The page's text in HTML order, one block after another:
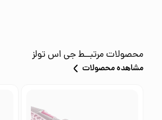
محصولات مرتبــطجی اس تولز
مشاهده محصولات